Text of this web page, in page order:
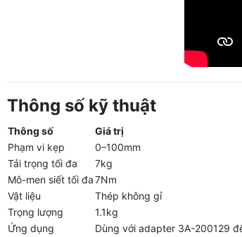
Thông số kỹ thuật
Thông số
Giá trị
Phạm vi kẹp
0–100mm
Tải trọng tối đa
7kg
Mô-men siết tối đa7Nm
Vật liệu
Thép không gỉ
Trọng lượng
1.1kg
Ứng dụng
Dùng với adapter 3A-200129